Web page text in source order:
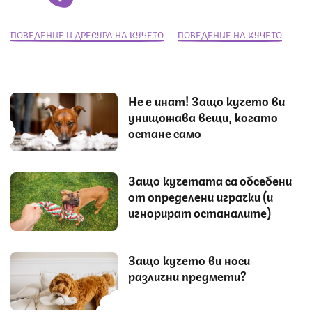
ПОВЕДЕНИЕ И ДРЕСУРА НА КУЧЕТО ПОВЕДЕНИЕ НА КУЧЕТО
Не е инат! Защо кучето ви
унищожава вещи, когато
остане само
Защо кучетата са обсебени
от определени играчки (и
игнорират останалите)
Защо кучето ви носи
различни предмети?